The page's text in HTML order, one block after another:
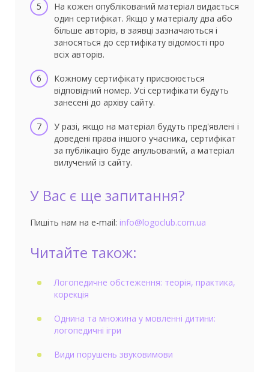
На кожен опублікований матеріал видається
один сертифікат. Якщо у матеріалу два або
більше авторів, в заявці зазначаються і
заносяться до сертифікату відомості про
всіх авторів.
Кожному сертифікату присвоюється
відповідний номер. Усі сертифікати будуть
занесені до архіву сайту.
У разі, якщо на матеріал будуть пред'явлені і
доведені права іншого учасника, сертифікат
за публікацію буде анульований, а матеріал
вилучений із сайту.
У Вас є ще запитання?
Пишіть нам на e-mail: info@logoclub.com.ua
Читайте також:
Логопедичне обстеження: теорія, практика,
корекція
Однина та множина у мовленні дитини:
логопедичні ігри
Види порушень звуковимови